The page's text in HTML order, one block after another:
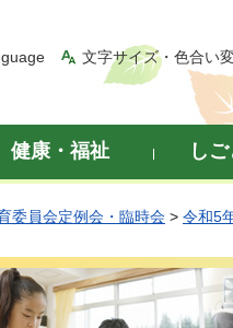
文字サイズ・色合い
健康・福祉 し
委員会定例会・臨時会 > 令和5